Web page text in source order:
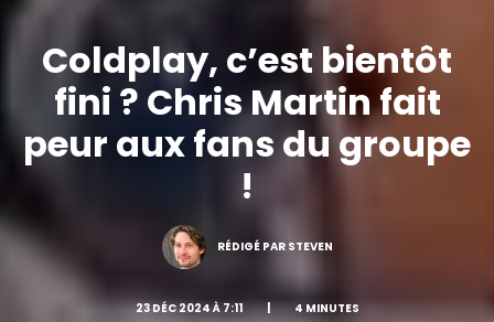
Coldplay, c’est bientôt
fini ? Chris Martin fait
peur aux fans du groupe
!
RÉDIGÉ PAR STEVEN
23 DÉC 2024 À 7:11 | 4 MINUTES